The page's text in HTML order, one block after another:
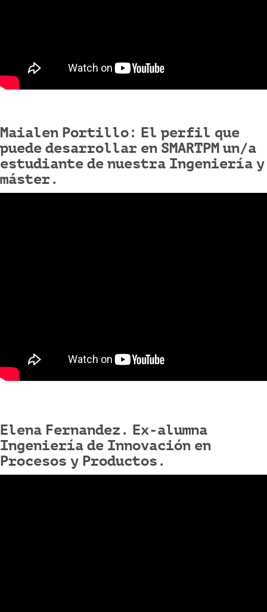
Maialen Portillo: El perfil que
puede desarrollar en SMARTPM un/a
estudiante de nuestra Ingeniería y
máster.
Elena Fernandez. Ex-alumna
Ingeniería de Innovación en
Procesos y Productos.